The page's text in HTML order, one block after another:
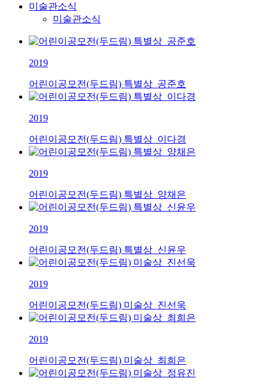
미술관소식
미술관소식
2019
어린이공모전(두드림) 특별상_공준호
2019
어린이공모전(두드림) 특별상_이다경
2019
어린이공모전(두드림) 특별상_양채은
2019
어린이공모전(두드림) 특별상_신윤우
2019
어린이공모전(두드림) 미술상_진선욱
2019
어린이공모전(두드림) 미술상_최희은